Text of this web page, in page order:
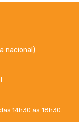
nacional)
14h30 às 18h30.